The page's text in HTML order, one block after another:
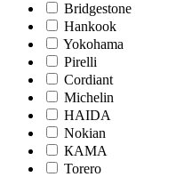
Bridgestone
Hankook
Yokohama
Pirelli
Cordiant
Michelin
HAIDA
Nokian
КАМА
Torero